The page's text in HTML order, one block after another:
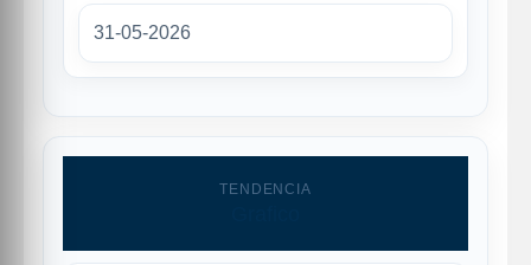
31-05-2026
TENDENCIA